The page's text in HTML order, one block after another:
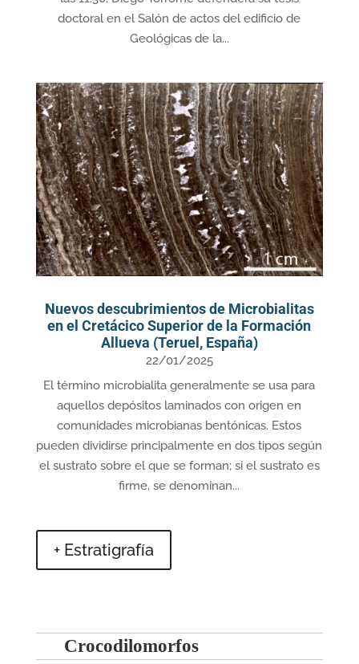
doctoral en el Salón de actos del edificio de
Geológicas de la...
Nuevos descubrimientos de Microbialitas
en el Cretácico Superior de la Formación
Allueva (Teruel, España)
22/01/2025
El término microbialita generalmente se usa para
aquellos depósitos laminados con origen en
comunidades microbianas bentónicas. Estos
pueden dividirse principalmente en dos tipos según
el sustrato sobre el que se forman; si el sustrato es
firme, se denominan...
+ Estratigrafía
Crocodilomorfos